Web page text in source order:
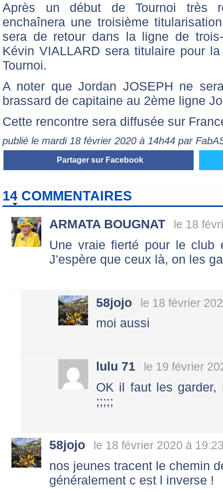
Après un début de Tournoi très
enchaînera une troisième
sera de retour dans la ligne de
Kévin VIALLARD sera titulaire pour
Tournoi.
A noter que Jordan JOSEPH ne
brassard de capitaine au 2ème ligne
Cette rencontre sera diffusée sur
publié le mardi 18 février 2020 à 14h44 par
Partager sur Facebook
14 COMMENTAIRES
ARMATA BOUGNAT le 18
Une vraie fierté pour le club
J'espère que ceux là, on les
58jojo le 18 février
moi aussi
lulu 71 le 19 février
OK il faut les garder,
;;;;;
58jojo le 18 février 2020 à
nos jeunes tracent le chemin
généralement c est l inverse !